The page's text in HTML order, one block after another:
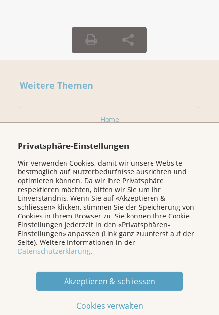
Privatsphäre-Einstellungen
Wir verwenden Cookies, damit wir unsere Website
bestmöglich auf Nutzerbedürfnisse ausrichten und
optimieren können. Da wir Ihre Privatsphäre
respektieren möchten, bitten wir Sie um ihr
Einverständnis. Wenn Sie auf «Akzeptieren &
schliessen» klicken, stimmen Sie der Speicherung von
Cookies in Ihrem Browser zu. Sie können Ihre Cookie-
Einstellungen jederzeit in den «Privatsphären-
Einstellungen» anpassen (Link ganz zuunterst auf der
Seite). Weitere Informationen in der
Datenschutzerklärung.
Akzeptieren & schliessen
Cookies verwalten
Weitere Themen
Home
Für Betroffene & Angehörige
Prävention
Veranstaltungen/ Podcasts/Links
Für Medien